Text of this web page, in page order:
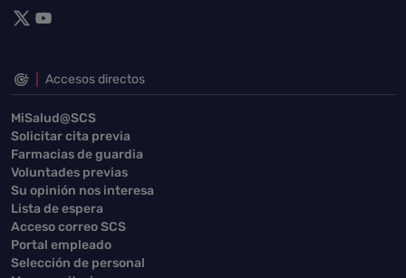
Accesos directos
MiSalud@SCS
Solicitar cita previa
Farmacias de guardia
Voluntades previas
Su opinión nos interesa
Lista de espera
Acceso correo SCS
Portal empleado
Selección de personal